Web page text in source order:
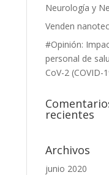
Neurología y
Venden
#Opinión:
personal de
CoV-2 (COVID-
recientes
Archivos
junio 2020